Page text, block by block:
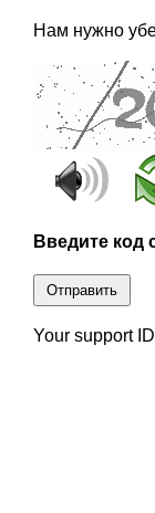
Нам нужно
Введите код
Отправить
Your support